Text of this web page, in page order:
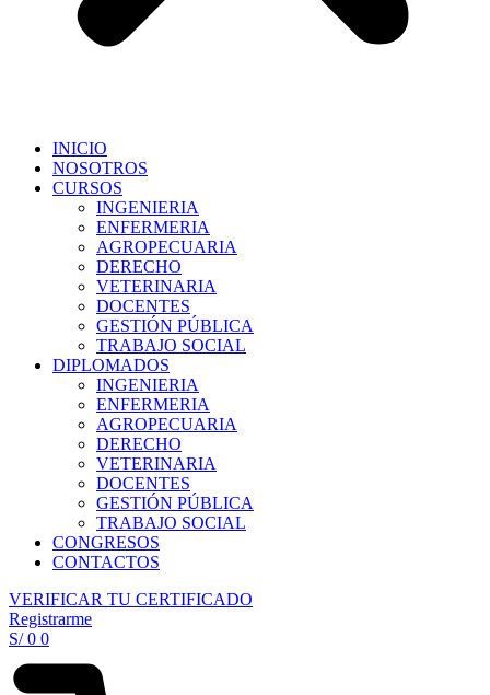
INICIO
NOSOTROS
CURSOS
INGENIERIA
ENFERMERIA
AGROPECUARIA
DERECHO
VETERINARIA
DOCENTES
GESTIÓN PÚBLICA
TRABAJO SOCIAL
DIPLOMADOS
INGENIERIA
ENFERMERIA
AGROPECUARIA
DERECHO
VETERINARIA
DOCENTES
GESTIÓN PÚBLICA
TRABAJO SOCIAL
CONGRESOS
CONTACTOS
VERIFICAR TU CERTIFICADO
Registrarme
S/0 0